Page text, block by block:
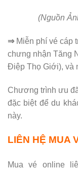
(Nguồn
⇒ Miễn phí vé cáp
chưng nhận Tăng
Điệp Thọ Giới), và
Chương trình ưu
đặc biệt để du
này.
LIÊN HỆ MUA
Mua vé online